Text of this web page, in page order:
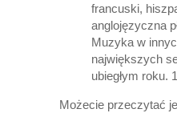
francuski,
anglojęzyczna
Muzyka w
największych
ubiegłym roku.
Możecie przeczytać je